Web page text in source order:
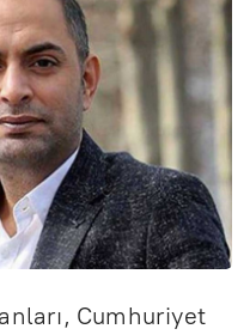
Cumhuriyet